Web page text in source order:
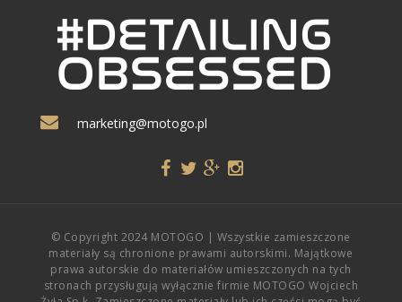
marketing@motogo.pl
© Copyright 2024 MOTOGO | Wszystkie zamieszczone
materiały są chronione prawami autorskimi. Majątkowe
prawa autorskie do materiałów umieszczonych na tych
stronach przysługują wyłącznie firmie MOTOGO Wojciech